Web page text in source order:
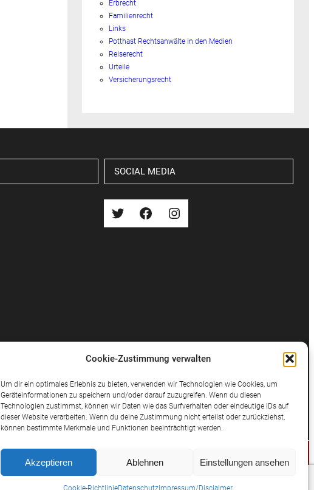
Cookie-Zustimmung verwalten
Um dir ein optimales Erlebnis zu bieten, verwenden wir Technologien wie Cookies, um
Geräteinformationen zu speichern und/oder darauf zuzugreifen. Wenn du diesen
Technologien zustimmst, können wir Daten wie das Surfverhalten oder eindeutige IDs auf
dieser Website verarbeiten. Wenn du deine Zustimmung nicht erteilst oder zurückziehst,
können bestimmte Merkmale und Funktionen beeinträchtigt werden.
Akzeptieren Ablehnen Einstellungen ansehen
Cookie-RichtlinieDatenschutz Impressum/Disclaimer
Erbrecht
Familienrecht
Links
Potthast Rechtsanwälte in den Medien
Reiserecht
Urteile
Versicherungsrecht
SOCIAL MEDIA
Twitter Facebook Instagram